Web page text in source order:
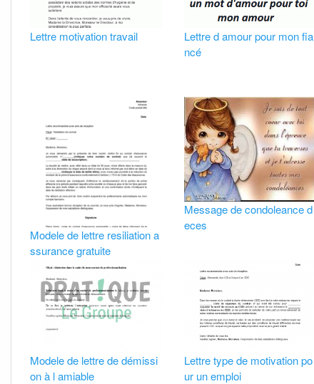
Lettre motivation travail
Lettre d amour pour mon fia
ncé
Modele de lettre resiliation a
ssurance gratuite
Message de condoleance d
eces
Modele de lettre de démissi
on à l amiable
Lettre type de motivation po
ur un emploi